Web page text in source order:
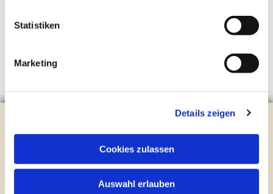
Statistiken
Marketing
Details zeigen
Cookies zulassen
Auswahl erlauben
Evangelische Kirchengemeinde Steinhagen
Brockhagener Straße 28 | 33803 Steinhagen
0 52 04 / 36 28
Mail:gemeindeamt@kirche-steinhagen.de
Newsletter abonnieren